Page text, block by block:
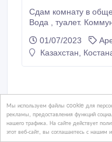
Мы используем файлы cookie для
рекламы, предоставления функций
нашего трафика. На сайте действует
этот веб-сайт, вы соглашаетесь с
Сдам комнату в
Вода , туалет. Коммуналка входит в оплату
01/07/2023
Казахстан,